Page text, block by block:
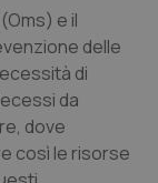
e il
delle
di
da
dove
così le risorse